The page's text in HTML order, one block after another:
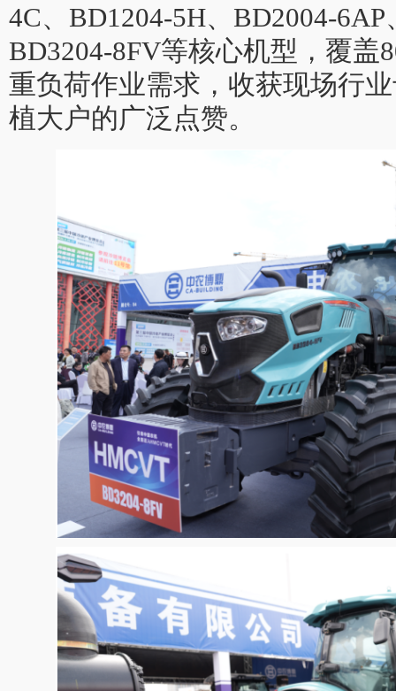
4C、BD1204-5H、BD2004-
BD3204-8FV等核心机型，覆盖
重负荷作业需求，收获现场行
植大户的广泛点赞。